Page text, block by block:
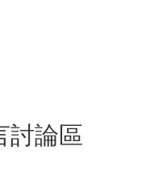
討論區